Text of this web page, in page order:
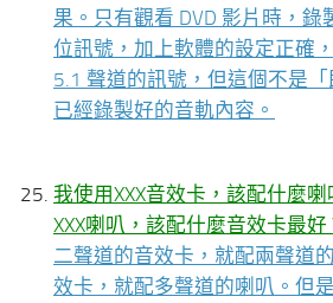
果。只有觀看 DVD 影片時，錄
位訊號，加上軟體的設定正確
5.1 聲道的訊號，但這個不是
已經錄製好的音軌內容。
我使用XXX音效卡，該配什麼
XXX喇叭，該配什麼音效卡最好
二聲道的音效卡，就配兩聲道
效卡，就配多聲道的喇叭。但